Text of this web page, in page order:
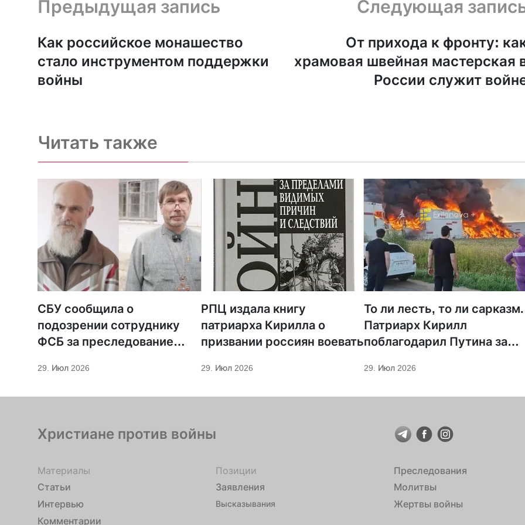
Предыдущая запись
Как российское монашество
стало инструментом поддержки
войны
Следующая
От прихода к фронту:
храмовая швейная мастерская
России служит
Читать также
СБУ сообщила о
подозрении сотруднику
ФСБ за преследование
29. Июл 2026
РПЦ издала книгу
патриарха Кирилла о
призвании россиян воевать
29. Июл 2026
То ли лесть, то ли сарказм.
Патриарх Кирилл
поблагодарил Путина за
экономическое развитие
29. Июл 2026
Христиане против войны
Материалы
Статьи
Интервью
Комментарии
Позиции
Заявления
Высказывания
Преследования
Молитвы
Жертвы войны